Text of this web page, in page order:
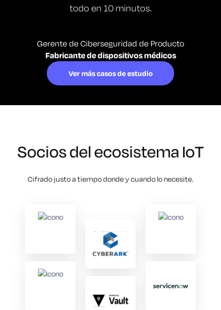
todo en 10 minutos.
Gerente de Ciberseguridad de Producto
Fabricante de dispositivos médicos
Ver más casos de estudio
Socios del ecosistema IoT
Cifrado justo a tiempo donde y cuando lo necesite.